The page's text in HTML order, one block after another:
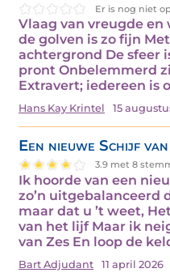
Er is nog niet
Vlaag van vreugde
de golven is zo fijn
achtergrond De sfeer
pront Onbelemmerd
Extravert; iedereen is
Hans Kay Krintel 15
Een nieuwe Schijf
3.9 met 8
Ik hoorde van een
zo’n uitgebalanceerd
maar dat u ’t weet,
van het lijf Maar ik
van Zes En loop de
Bart Adjudant 11 april 2026